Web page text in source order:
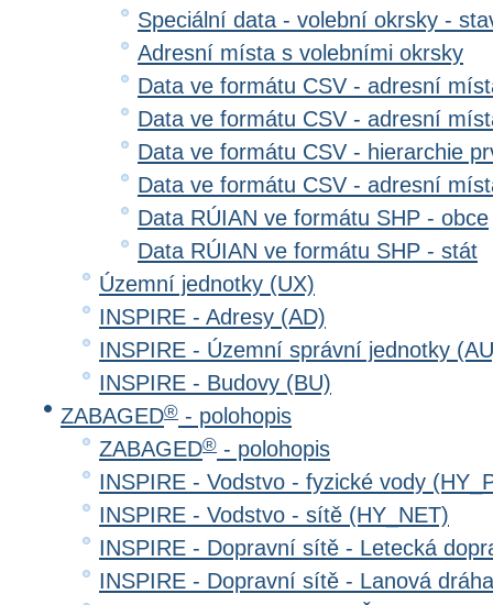
Speciální data - volební okrsky -
Adresní místa s volebními okrsky
Data ve formátu CSV - adresní
Data ve formátu CSV - adresní
Data ve formátu CSV - hierarchie
Data ve formátu CSV - adresní
Data RÚIAN ve formátu SHP - obce
Data RÚIAN ve formátu SHP - stát
Územní jednotky (UX)
INSPIRE - Adresy (AD)
INSPIRE - Územní správní jednotky
INSPIRE - Budovy (BU)
ZABAGED® - polohopis
ZABAGED® - polohopis
INSPIRE - Vodstvo - fyzické vody
INSPIRE - Vodstvo - sítě (HY_NET)
INSPIRE - Dopravní sítě - Letecká
INSPIRE - Dopravní sítě - Lanová